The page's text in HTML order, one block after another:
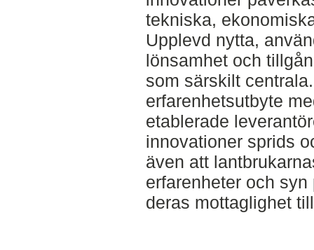
tekniska,
Upplevd nytta,
lönsamhet och
som särskilt
erfarenhetsutbyte
etablerade
innovationer sprids
även att
erfarenheter och
deras mottaglighet